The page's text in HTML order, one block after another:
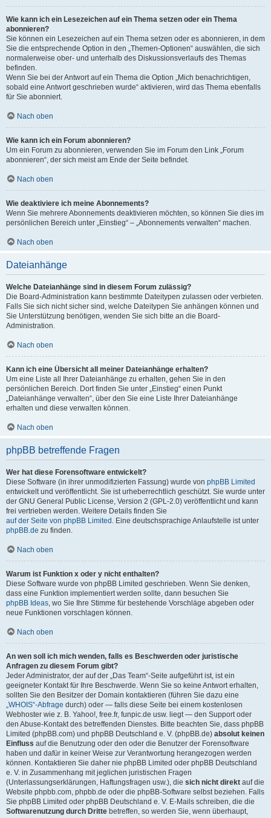
Wie kann ich ein Lesezeichen auf ein Thema setzen oder ein Thema
abonnieren?
Sie können ein Lesezeichen auf ein Thema setzen oder es abonnieren, in dem
Sie die entsprechende Option in den „Themen-Optionen“ auswählen, die sich
normalerweise ober- und unterhalb des Diskussionsverlaufs des Themas
befinden.
Wenn Sie bei der Antwort auf ein Thema die Option „Mich benachrichtigen,
sobald eine Antwort geschrieben wurde“ aktivieren, wird das Thema ebenfalls
für Sie abonniert.
Nach oben
Wie kann ich ein Forum abonnieren?
Um ein Forum zu abonnieren, verwenden Sie im Forum den Link „Forum
abonnieren“, der sich meist am Ende der Seite befindet.
Nach oben
Wie deaktiviere ich meine Abonnements?
Wenn Sie mehrere Abonnements deaktivieren möchten, so können Sie dies im
persönlichen Bereich unter „Einstieg“ – „Abonnements verwalten“ machen.
Nach oben
Dateianhänge
Welche Dateianhänge sind in diesem Forum zulässig?
Die Board-Administration kann bestimmte Dateitypen zulassen oder verbieten.
Falls Sie sich nicht sicher sind, welche Dateitypen Sie anhängen können und
Sie Unterstützung benötigen, wenden Sie sich bitte an die Board-
Administration.
Nach oben
Kann ich eine Übersicht all meiner Dateianhänge erhalten?
Um eine Liste all Ihrer Dateianhänge zu erhalten, gehen Sie in den
persönlichen Bereich. Dort finden Sie unter „Einstieg“ einen Punkt
„Dateianhänge verwalten“, über den Sie eine Liste Ihrer Dateianhänge
erhalten und diese verwalten können.
Nach oben
phpBB betreffende Fragen
Wer hat diese Forensoftware entwickelt?
Diese Software (in ihrer unmodifizierten Fassung) wurde von phpBB Limited
entwickelt und veröffentlicht. Sie ist urheberrechtlich geschützt. Sie wurde unter
der GNU General Public License, Version 2 (GPL-2.0) veröffentlicht und kann
frei vertrieben werden. Weitere Details finden Sie
auf der Seite von phpBB Limited . Eine deutschsprachige Anlaufstelle ist unter
phpBB.de zu finden.
Nach oben
Warum ist Funktion x oder y nicht enthalten?
Diese Software wurde von phpBB Limited geschrieben. Wenn Sie denken,
dass eine Funktion implementiert werden sollte, dann besuchen Sie
phpBB Ideas, wo Sie Ihre Stimme für bestehende Vorschläge abgeben oder
neue Funktionen vorschlagen können.
Nach oben
An wen soll ich mich wenden, falls es Beschwerden oder juristische
Anfragen zu diesem Forum gibt?
Jeder Administrator, der auf der „Das Team“-Seite aufgeführt ist, ist ein
geeigneter Kontakt für Ihre Beschwerde. Wenn Sie so keine Antwort erhalten,
sollten Sie den Besitzer der Domain kontaktieren (führen Sie dazu eine
„WHOIS“-Abfrage durch) oder — falls diese Seite bei einem kostenlosen
Webhoster wie z. B. Yahoo!, free.fr, funpic.de usw. liegt — den Support oder
den Abuse-Kontakt des betreffenden Dienstes. Bitte beachten Sie, dass phpBB
Limited (phpBB.com) und phpBB Deutschland e. V. (phpBB.de) absolut keinen
Einfluss auf die Benutzung oder den oder die Benutzer der Forensoftware
haben und dafür in keiner Weise zur Verantwortung herangezogen werden
können. Kontaktieren Sie daher nie phpBB Limited oder phpBB Deutschland
e. V. in Zusammenhang mit jeglichen juristischen Fragen
(Unterlassungserklärungen, Haftungsfragen usw.), die sich nicht direkt auf die
Website phpbb.com, phpbb.de oder die phpBB-Software selbst beziehen. Falls
Sie phpBB Limited oder phpBB Deutschland e. V. E-Mails schreiben, die die
Softwarenutzung durch Dritte betreffen, so werden Sie, wenn überhaupt,